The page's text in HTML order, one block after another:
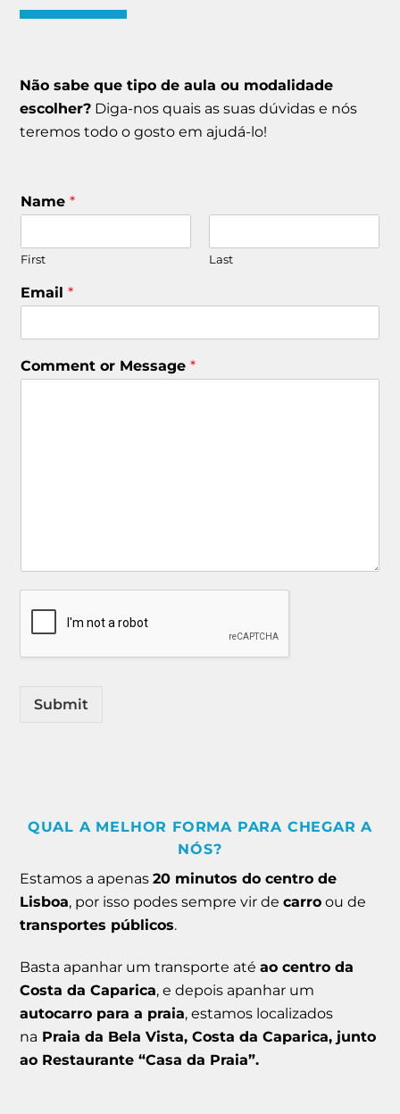
Não sabe que tipo de aula ou modalidade
escolher? Diga-nos quais as suas dúvidas e nós
teremos todo o gosto em ajudá-lo!
Name*
First Last
Email*
Comment or Message*
Submit
QUAL A MELHOR FORMA PARA CHEGAR A
NÓS?
Estamos a apenas20 minutos do centro de
Lisboa, por isso podes sempre vir decarro ou de
transportes públicos.
Basta apanhar um transporte atéao centro da
Costa da Caparica, e depois apanhar um
autocarro para a praia, estamos localizados
na Praia da Bela Vista, Costa da Caparica, junto
ao Restaurante “Casa da Praia”.